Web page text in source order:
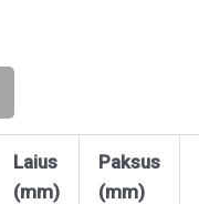
Laius
(mm)
Paksus
(mm)